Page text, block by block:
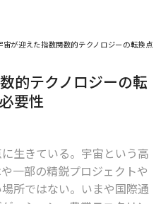
宙が迎えた指数関数的テクノロジーの転換点と
的テクノロジーの転
要性
生きている。宇宙という高
一部の精鋭プロジェクトや
所ではない。いまや国際通